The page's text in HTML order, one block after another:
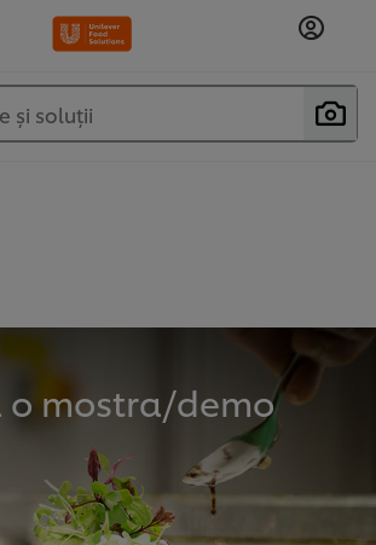
și soluții
o mostra/demo